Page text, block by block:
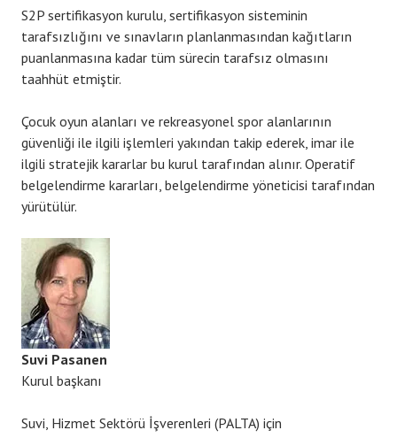
S2P sertifikasyon kurulu, sertifikasyon sisteminin
tarafsızlığını ve sınavların planlanmasından kağıtların
puanlanmasına kadar tüm sürecin tarafsız olmasını
taahhüt etmiştir.
Çocuk oyun alanları ve rekreasyonel spor alanlarının
güvenliği ile ilgili işlemleri yakından takip ederek, imar ile
ilgili stratejik kararlar bu kurul tarafından alınır. Operatif
belgelendirme kararları, belgelendirme yöneticisi tarafından
yürütülür.
Suvi Pasanen
Kurul başkanı
Suvi, Hizmet Sektörü İşverenleri (PALTA) için